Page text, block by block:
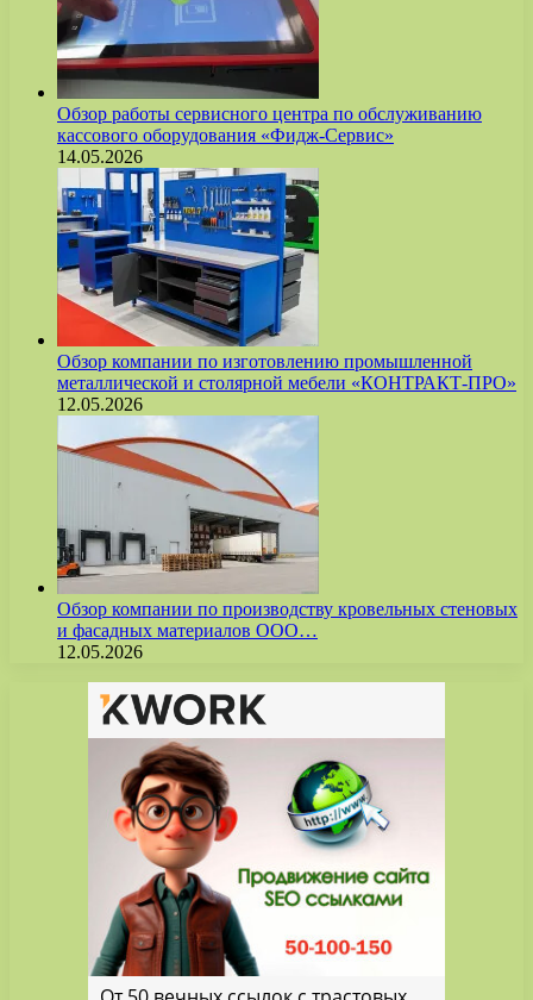
Обзор работы сервисного центра по обслуживанию
кассового оборудования «Фидж-Сервис»
14.05.2026
Обзор компании по изготовлению промышленной
металлической и столярной мебели «КОНТРАКТ-ПРО»
12.05.2026
Обзор компании по производству кровельных стеновых
и фасадных материалов ООО…
12.05.2026